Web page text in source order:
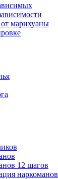
марихуаны
12 шагов
наркоманов